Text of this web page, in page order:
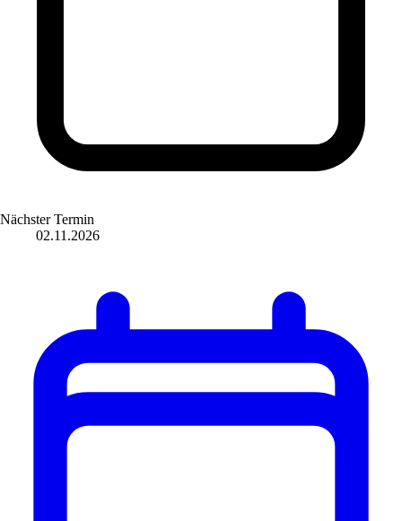
Nächster Termin
02.11.2026